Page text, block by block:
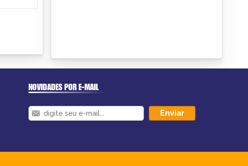
NOVIDADES POR E-MAIL